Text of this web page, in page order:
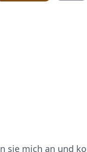
sie mich an und